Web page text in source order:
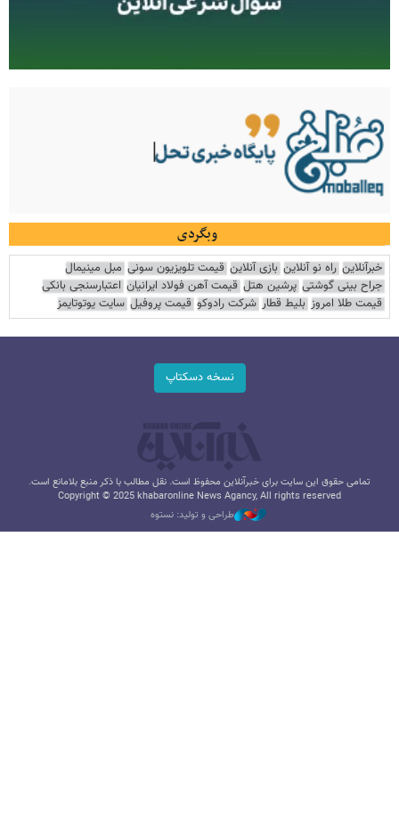
وبگردی
خبرآنلاین راه نو آنلاین بازی آنلاین قیمت تلویزیون سونی مبل مینیمال
جراح بینی گوشتی پرشین هتل قیمت آهن فولاد ایرانیان اعتبارسنجی بانکی
قیمت طلا امروز بلیط قطار شرکت رادوکو قیمت پروفیل سایت یوتوتایمز
نسخه دسکتاپ
تمامی حقوق این سایت برای خبرآنلاین محفوظ است. نقل مطالب با ذکر منبع بلامانع است.
Copyright © 2025 khabaronline News Agancy, All rights reserved
طراحی و تولید: نستوه